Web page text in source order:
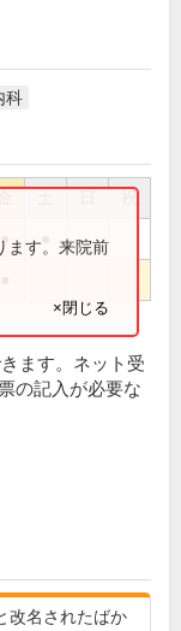
科
祝
●ます。来院前
×閉じる
ます。ネット受
の記入が必要な
改名されたばか